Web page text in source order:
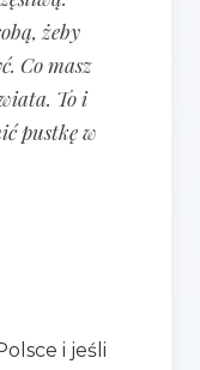
żeby
Co masz
To i
pustkę w
i jeśli